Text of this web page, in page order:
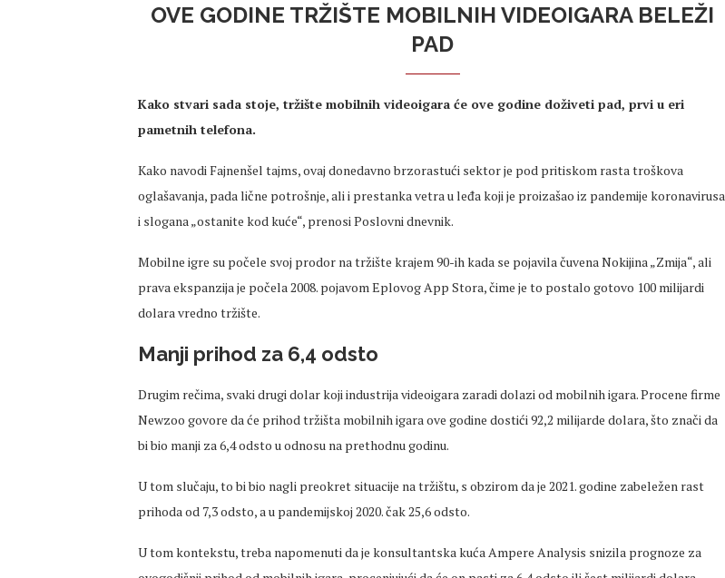
OVE GODINE TRŽIŠTE MOBILNIH VIDEOIGARA BELEŽI
PAD
Kako stvari sada stoje, tržište mobilnih videoigara će ove godine doživeti pad, prvi u eri
pametnih telefona.
Kako navodi Fajnenšel tajms, ovaj donedavno brzorastući sektor je pod pritiskom rasta troškova
oglašavanja, pada lične potrošnje, ali i prestanka vetra u leđa koji je proizašao iz pandemije koronavirusa
i slogana „ostanite kod kuće“, prenosi Poslovni dnevnik.
Mobilne igre su počele svoj prodor na tržište krajem 90-ih kada se pojavila čuvena Nokijina „Zmija“, ali
prava ekspanzija je počela 2008. pojavom Eplovog App Stora, čime je to postalo gotovo 100 milijardi
dolara vredno tržište.
Manji prihod za 6,4 odsto
Drugim rečima, svaki drugi dolar koji industrija videoigara zaradi dolazi od mobilnih igara. Procene firme
Newzoo govore da će prihod tržišta mobilnih igara ove godine dostići 92,2 milijarde dolara, što znači da
bi bio manji za 6,4 odsto u odnosu na prethodnu godinu.
U tom slučaju, to bi bio nagli preokret situacije na tržištu, s obzirom da je 2021. godine zabeležen rast
prihoda od 7,3 odsto, a u pandemijskoj 2020. čak 25,6 odsto.
U tom kontekstu, treba napomenuti da je konsultantska kuća Ampere Analysis snizila prognoze za